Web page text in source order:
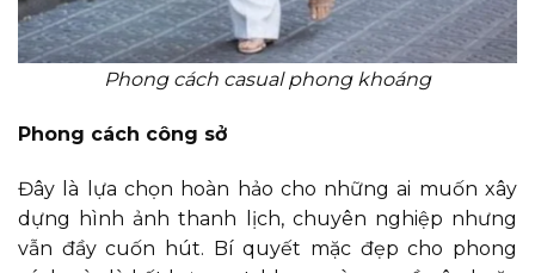
Phong cách casual phong khoáng
Phong cách công sở
Đây là lựa chọn hoàn hảo cho những ai muốn xây
dựng hình ảnh thanh lịch, chuyên nghiệp nhưng
vẫn đầy cuốn hút. Bí quyết mặc đẹp cho phong